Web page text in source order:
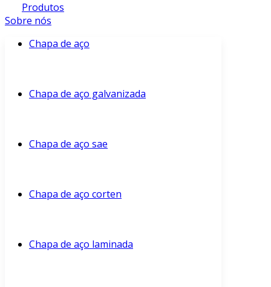
Produtos
Sobre nós
Chapa de aço
Chapa de aço galvanizada
Chapa de aço sae
Chapa de aço corten
Chapa de aço laminada